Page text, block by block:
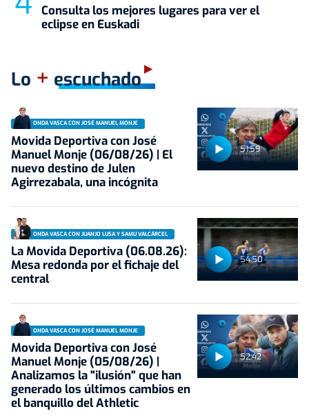
Consulta los mejores lugares para ver el
eclipse en Euskadi
Lo + escuchado
51:59
ONDA VASCA CON JOSÉ MANUEL MONJE
Movida Deportiva con José
Manuel Monje (06/08/26) | El
nuevo destino de Julen
Agirrezabala, una incógnita
54:50
ONDA VASCA CON JUANJO LUSA Y SAMU VALCÁRCEL
La Movida Deportiva (06.08.26):
Mesa redonda por el fichaje del
central
52:42
ONDA VASCA CON JOSÉ MANUEL MONJE
Movida Deportiva con José
Manuel Monje (05/08/26) |
Analizamos la "ilusión" que han
generado los últimos cambios en
el banquillo del Athletic